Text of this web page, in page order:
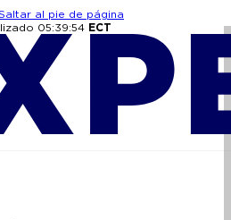
Saltar al pie de página
05:39:54 ECT